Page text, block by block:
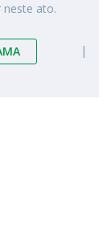
neste ato.
|